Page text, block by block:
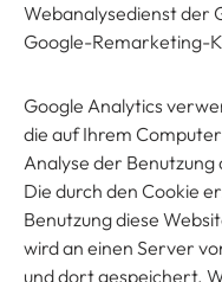
Webanalysedienst der
Google-Remarketing-
Google Analytics
die auf Ihrem
Analyse der
Die durch den Cookie
Benutzung diese
wird an einen Server
und dort gespeichert.